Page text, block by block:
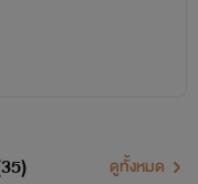
ดูทั้งหมด